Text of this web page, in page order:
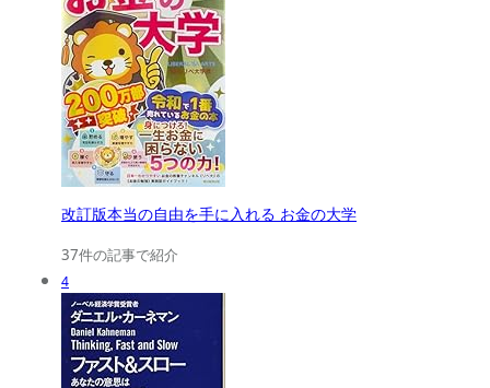
改訂版本当の自由を手に入れる お金の大学
37件の記事で紹介
4